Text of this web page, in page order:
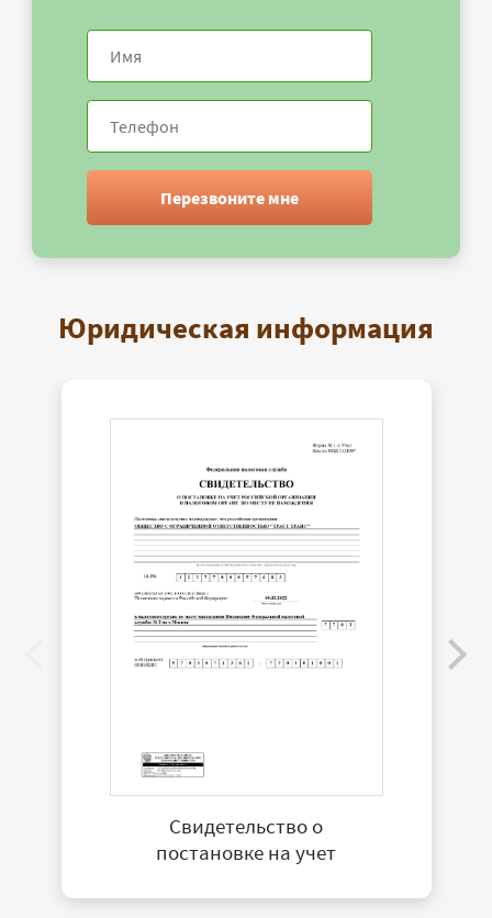
Перезвоните мне
Юридическая информация
Свидетельство о
постановке на учет